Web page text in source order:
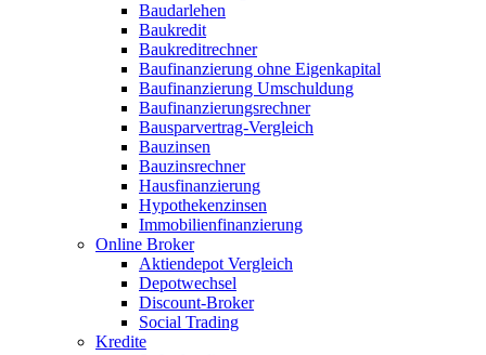
Baudarlehen
Baukredit
Baukreditrechner
Baufinanzierung ohne Eigenkapital
Baufinanzierung Umschuldung
Baufinanzierungsrechner
Bausparvertrag-Vergleich
Bauzinsen
Bauzinsrechner
Hausfinanzierung
Hypothekenzinsen
Immobilienfinanzierung
Online Broker
Aktiendepot Vergleich
Depotwechsel
Discount-Broker
Social Trading
Kredite